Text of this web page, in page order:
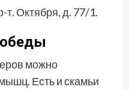
т. Октября, д. 77/1.
можно
Есть и скамьи